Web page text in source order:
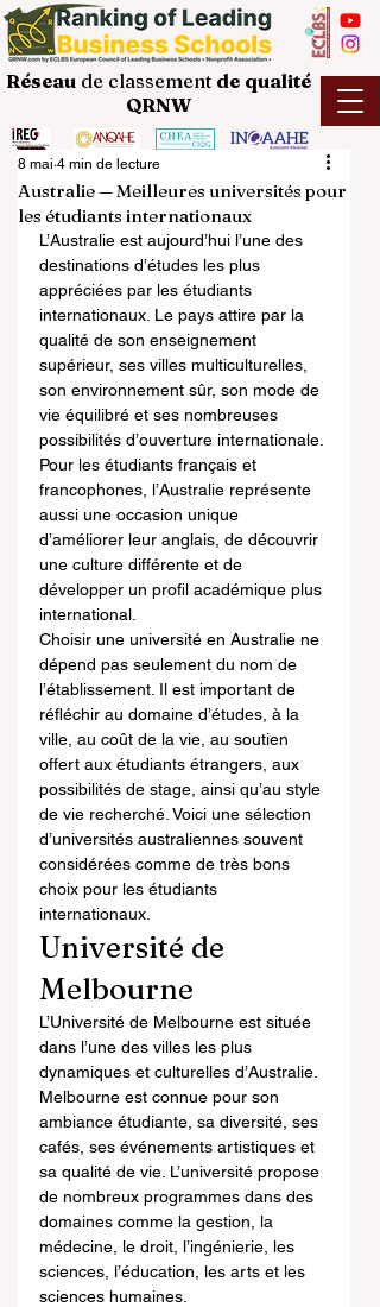
Réseau de classement de qualité
QRNW
Australie — Meilleures universités pour
les étudiants internationaux
8 mai 4 min de lecture
L’Australie est aujourd’hui l’une des
destinations d’études les plus
appréciées par les étudiants
internationaux. Le pays attire par la
qualité de son enseignement
supérieur, ses villes multiculturelles,
son environnement sûr, son mode de
vie équilibré et ses nombreuses
possibilités d’ouverture internationale.
Pour les étudiants français et
francophones, l’Australie représente
aussi une occasion unique
d’améliorer leur anglais, de découvrir
une culture différente et de
développer un profil académique plus
international.
Choisir une université en Australie ne
dépend pas seulement du nom de
l’établissement. Il est important de
réfléchir au domaine d’études, à la
ville, au coût de la vie, au soutien
offert aux étudiants étrangers, aux
possibilités de stage, ainsi qu’au style
de vie recherché. Voici une sélection
d’universités australiennes souvent
considérées comme de très bons
choix pour les étudiants
internationaux.
Université de
Melbourne
L’Université de Melbourne est située
dans l’une des villes les plus
dynamiques et culturelles d’Australie.
Melbourne est connue pour son
ambiance étudiante, sa diversité, ses
cafés, ses événements artistiques et
sa qualité de vie. L’université propose
de nombreux programmes dans des
domaines comme la gestion, la
médecine, le droit, l’ingénierie, les
sciences, l’éducation, les arts et les
sciences humaines.